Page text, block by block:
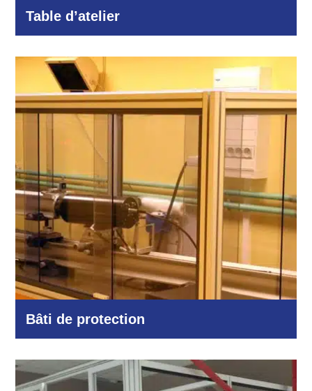
Table d’atelier
Industrie et production
Bâti de protection
Industrie et production